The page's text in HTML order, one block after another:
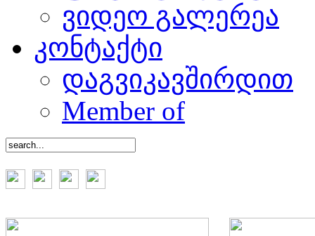
ვიდეო გალერეა
კონტაქტი
დაგვიკავშირდით
Member of